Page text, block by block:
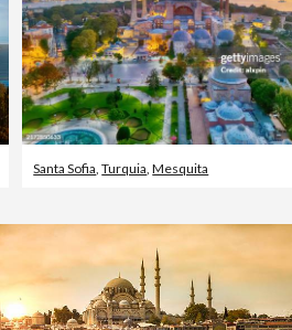
Santa Sofia ,Turquia ,Mesquita